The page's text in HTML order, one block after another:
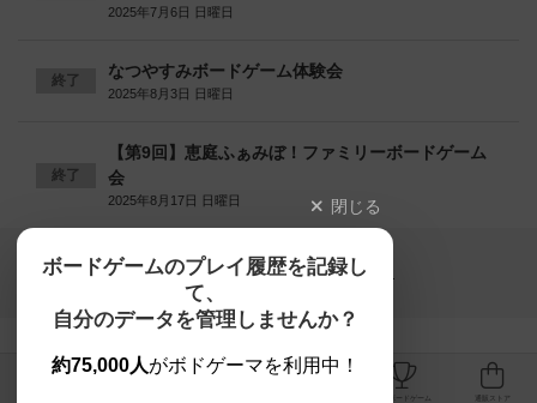
2025年7月6日 日曜日
終了 なつやすみボードゲーム体験会
2025年8月3日 日曜日
終了
【第9回】恵庭ふぁみぼ！ファミリーボードゲーム
会
2025年8月17日 日曜日 閉じる
ボードゲームのプレイ履歴を記録し
て、
自分のデータを管理しませんか？
約75,000人がボドゲーマを利用中！
【ボドゲーマ】ボードゲームの総合情報サイト